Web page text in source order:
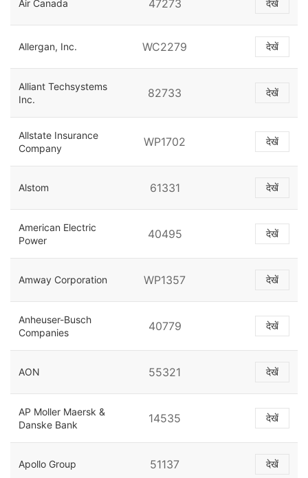
Air Canada 47273 देखें
Allergan, Inc. WC2279 देखें
Alliant Techsystems
Inc.
82733 देखें
Allstate Insurance
Company
WP1702 देखें
Alstom 61331 देखें
American Electric
Power
40495 देखें
Amway Corporation WP1357 देखें
Anheuser-Busch
Companies
40779 देखें
AON 55321 देखें
AP Moller Maersk &
Danske Bank
14535 देखें
Apollo Group 51137 देखें